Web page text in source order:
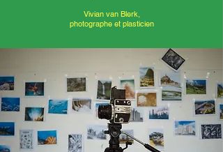
Vivian van Blerk,
photographe et plasticien